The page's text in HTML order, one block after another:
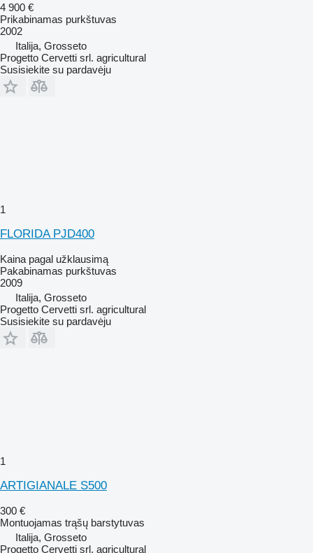
4 900 €
Prikabinamas purkštuvas
2002
Italija, Grosseto
Progetto Cervetti srl. agricultural
Susisiekite su pardavėju
1
FLORIDA PJD400
Kaina pagal užklausimą
Pakabinamas purkštuvas
2009
Italija, Grosseto
Progetto Cervetti srl. agricultural
Susisiekite su pardavėju
1
ARTIGIANALE S500
300 €
Montuojamas trąšų barstytuvas
Italija, Grosseto
Progetto Cervetti srl. agricultural